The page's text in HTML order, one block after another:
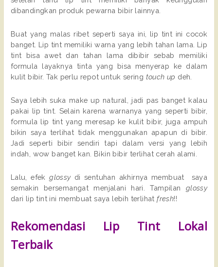
dibandingkan produk pewarna bibir lainnya.
Buat yang malas ribet seperti saya ini, lip tint ini cocok
banget. Lip tint memiliki warna yang lebih tahan lama. Lip
tint bisa awet dan tahan lama dibibir sebab memiliki
formula layaknya tinta yang bisa menyerap ke dalam
kulit bibir. Tak perlu repot untuk sering touch up deh.
Saya lebih suka make up natural, jadi pas banget kalau
pakai lip tint. Selain karena warnanya yang seperti bibir,
formula lip tint yang meresap ke kulit bibir, juga ampuh
bikin saya terlihat tidak menggunakan apapun di bibir.
Jadi seperti bibir sendiri tapi dalam versi yang lebih
indah, wow banget kan. Bikin bibir terlihat cerah alami.
Lalu, efekglossy di sentuhan akhirnya membuat saya
semakin bersemangat menjalani hari. Tampilan glossy
dari lip tint ini membuat saya lebih terlihatfresh!!
Rekomendasi Lip Tint Lokal
Terbaik